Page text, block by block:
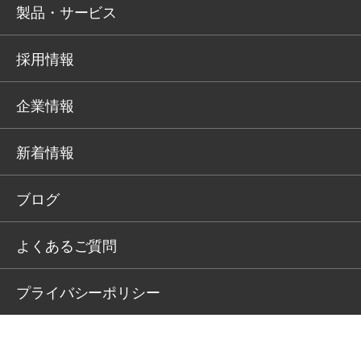
製品・サービス
採用情報
企業情報
新着情報
ブログ
よくあるご質問
プライバシーポリシー